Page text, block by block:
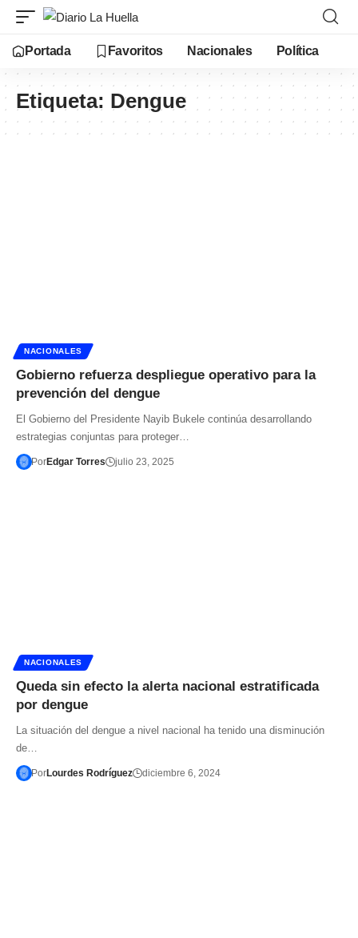
Portada Favoritos Nacionales Política
Etiqueta: Dengue
NACIONALES
Gobierno refuerza despliegue operativo para la
prevención del dengue
El Gobierno del Presidente Nayib Bukele continúa desarrollando
estrategias conjuntas para proteger…
PorEdgar Torres julio 23, 2025
NACIONALES
Queda sin efecto la alerta nacional estratificada
por dengue
La situación del dengue a nivel nacional ha tenido una disminución
de…
PorLourdes Rodríguez diciembre 6, 2024